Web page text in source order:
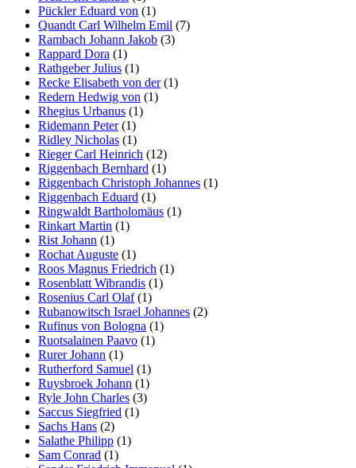
Pückler Eduard von (1)
Quandt Carl Wilhelm Emil (7)
Rambach Johann Jakob (3)
Rappard Dora (1)
Rathgeber Julius (1)
Recke Elisabeth von der(1)
Redern Hedwig von (1)
Rhegius Urbanus (1)
Ridemann Peter(1)
Ridley Nicholas (1)
Rieger Carl Heinrich (12)
Riggenbach Bernhard (1)
Riggenbach Christoph Johannes (1)
Riggenbach Eduard (1)
Ringwaldt Bartholomäus (1)
Rinkart Martin (1)
Rist Johann (1)
Rochat Auguste (1)
Roos Magnus Friedrich (1)
Rosenblatt Wibrandis (1)
Rosenius Carl Olaf(1)
Rubanowitsch Israel Johannes (2)
Rufinus von Bologna (1)
Ruotsalainen Paavo (1)
Rurer Johann (1)
Rutherford Samuel (1)
Ruysbroek Johann (1)
Ryle John Charles (3)
Saccus Siegfried (1)
Sachs Hans (2)
Salathe Philipp (1)
Sam Conrad (1)